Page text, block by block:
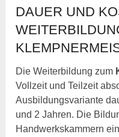
DAUER UND
Die Weiterbildung zum
Vollzeit und Teilzeit
Ausbildungsvariante
und 2 Jahren. Die
Handwerkskammern